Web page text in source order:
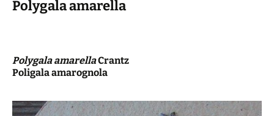
Polygala amarella
Polygala amarellaCrantz
Poligala amarognola